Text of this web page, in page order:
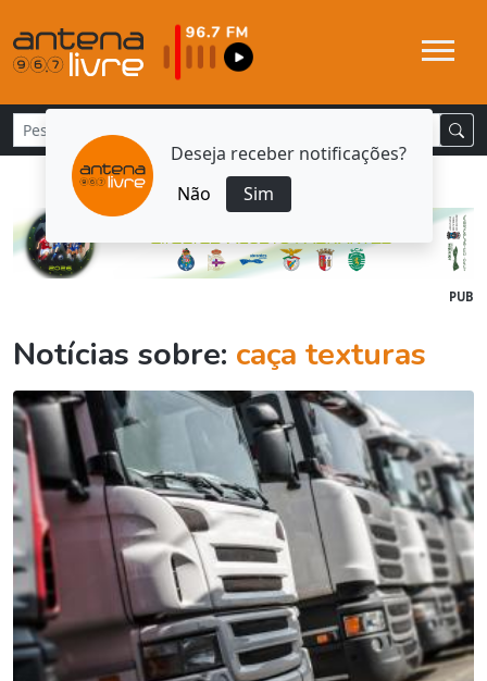
Deseja receber notificações?
Não
Sim
PUB
Notícias sobre: caça texturas